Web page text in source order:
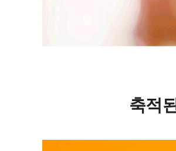
축적